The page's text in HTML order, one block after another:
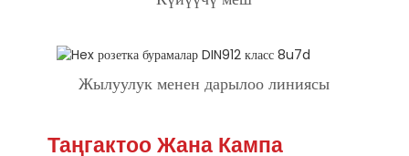
Жылуулук менен дарылоо линиясы
Таңгактоо Жана Кампа